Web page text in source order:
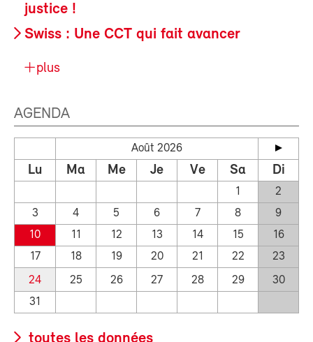
justice !
Swiss : Une CCT qui fait avancer
plus
AGENDA
Août 2026
Lu Ma Me Je Ve Sa Di
1
2
3
4 5 6 7 8
9
10
11 12 13 14 15
16
17
18 19 20 21 22
23
24
25 26 27 28 29
30
31
toutes les données